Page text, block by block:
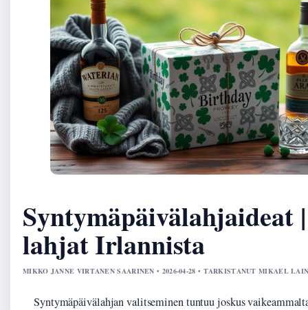
Syntymäpäivälahjaideat
lahjat Irlannista
MIKKO JANNE VIRTANEN SAARINEN • 2026-04-28 • TARKISTANUT MIKAEL
Syntymäpäivälahjan valitseminen tuntuu joskus